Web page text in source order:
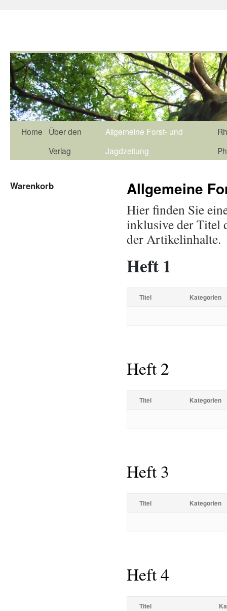
Home
Über den
Verlag
Allgemeine Forst- und
Jagdzeitung
Allgemeine
Hier finden Sie
inklusive der Titel
der Artikelinhalte.
Heft 1
Titel Kategorien
Heft 2
Titel Kategorien
Heft 3
Titel Kategorien
Heft 4
Titel
Warenkorb